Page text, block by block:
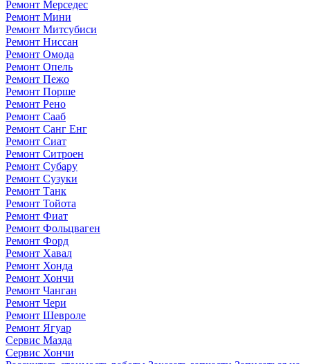
Ремонт Мерседес
Ремонт Мини
Ремонт Митсубиси
Ремонт Ниссан
Ремонт Омода
Ремонт Опель
Ремонт Пежо
Ремонт Порше
Ремонт Рено
Ремонт Сааб
Ремонт Санг Енг
Ремонт Сиат
Ремонт Ситроен
Ремонт Субару
Ремонт Сузуки
Ремонт Танк
Ремонт Тойота
Ремонт Фиат
Ремонт Фольцваген
Ремонт Форд
Ремонт Хавал
Ремонт Хонда
Ремонт Хончи
Ремонт Чанган
Ремонт Чери
Ремонт Шевроле
Ремонт Ягуар
Сервис Мазда
Сервис Хончи